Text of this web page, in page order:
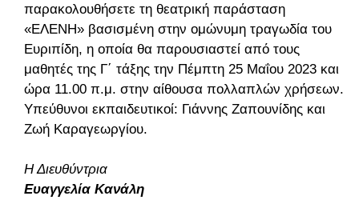
παρακολουθήσετε τη θεατρική παράσταση
«ΕΛΕΝΗ» βασισμένη στην ομώνυμη τραγωδία του
Ευριπίδη, η οποία θα παρουσιαστεί από τους
μαθητές της Γ΄ τάξης την Πέμπτη 25 Μαΐου 2023 και
ώρα 11.00 π.μ. στην αίθουσα πολλαπλών χρήσεων.
Υπεύθυνοι εκπαιδευτικοί: Γιάννης Ζαπουνίδης και
Ζωή Καραγεωργίου.
Η Διευθύντρια
Ευαγγελία Κανάλη